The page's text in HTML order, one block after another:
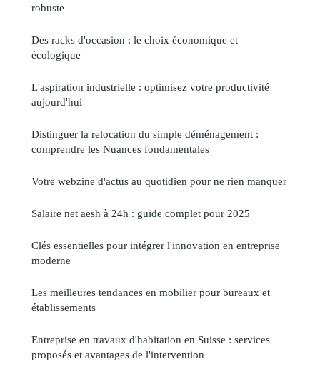
robuste
Des racks d'occasion : le choix économique et
écologique
L'aspiration industrielle : optimisez votre productivité
aujourd'hui
Distinguer la relocation du simple déménagement :
comprendre les Nuances fondamentales
Votre webzine d'actus au quotidien pour ne rien manquer
Salaire net aesh à 24h : guide complet pour 2025
Clés essentielles pour intégrer l'innovation en entreprise
moderne
Les meilleures tendances en mobilier pour bureaux et
établissements
Entreprise en travaux d'habitation en Suisse : services
proposés et avantages de l'intervention